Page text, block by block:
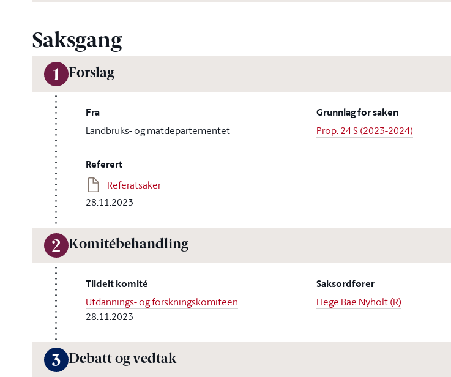
Saksgang
1 Forslag
Fra
Landbruks- og matdepartementet
Grunnlag for saken
Prop. 24 S (2023-2024)
Referert
Referatsaker
28.11.2023
2 Komitébehandling
Tildelt komité
Utdannings- og forskningskomiteen
28.11.2023
Saksordfører
Hege Bae Nyholt (R)
3 Debatt og vedtak